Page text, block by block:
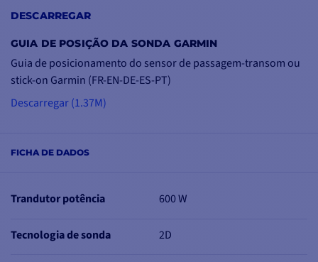
FICHA DE DADOS
Trandutor potência 600 W
Tecnologia de sonda 2D
Feixes: 200/50 kHz
1 ano de garantia do fabricante
Profundidade e temperatura
DESCARREGAR
GUIA DE POSIÇÃO DA SONDA GARMIN
Guia de posicionamento do sensor de passagem-transom ou
stick-on Garmin (FR-EN-DE-ES-PT)
Descarregar (1.37M)